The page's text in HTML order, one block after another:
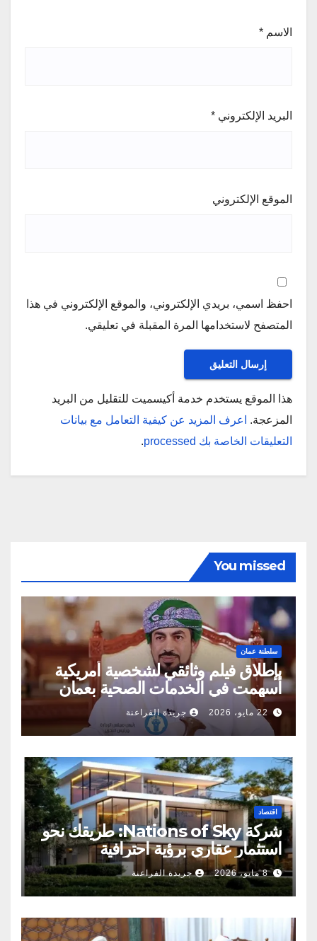
الاسم *
البريد الإلكتروني *
الموقع الإلكتروني
احفظ اسمي، بريدي الإلكتروني، والموقع الإلكتروني في هذا
المتصفح لاستخدامها المرة المقبلة في تعليقي.
هذا الموقع يستخدم خدمة أكيسميت للتقليل من البريد
المزعجة.
اعرف المزيد عن كيفية التعامل مع بيانات
التعليقات الخاصة بك processed
.
You missed
سلطنة عمان
بإطلاق فيلم وثائقي لشخصية أمريكية
أسهمت في الخدمات الصحية بعمان
22 مايو، 2026 جريدة الفراعنة
اقتصاد
شركة Nations of Sky: طريقك نحو
استثمار عقاري برؤية احترافية
8 مايو، 2026 جريدة الفراعنة